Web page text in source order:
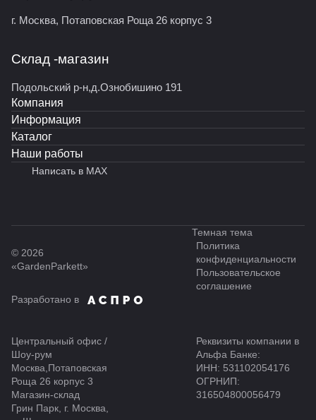
г. Москва, Потаповская Роща 26 корпус 3
Склад -магазин
Подольский р-н,д.Ознобишино 191
Компания
Информация
Каталог
Наши работы
Написать в MAX
© 2026
«GardenParkett»
Темная тема
Политика
конфиденциальности
Пользовательское
соглашение
Разработано в
Центральный офис /
Шоу-рум
Москва,Потаповская
Роща 26 корпус 3
Магазин-склад
Грин Парк, г. Москва,
Реквизиты компании в
Альфа Банке:
ИНН: 531102054176
ОГРНИП:
316504800056479